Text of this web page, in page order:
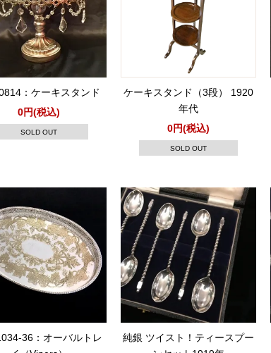
：ケーキスタンド
0円(税込)
SOLD OUT
ケーキスタンド（3段） 1920
年代
0円(税込)
SOLD OUT
36：オーバルトレ
純銀 ツイスト！ティースプー